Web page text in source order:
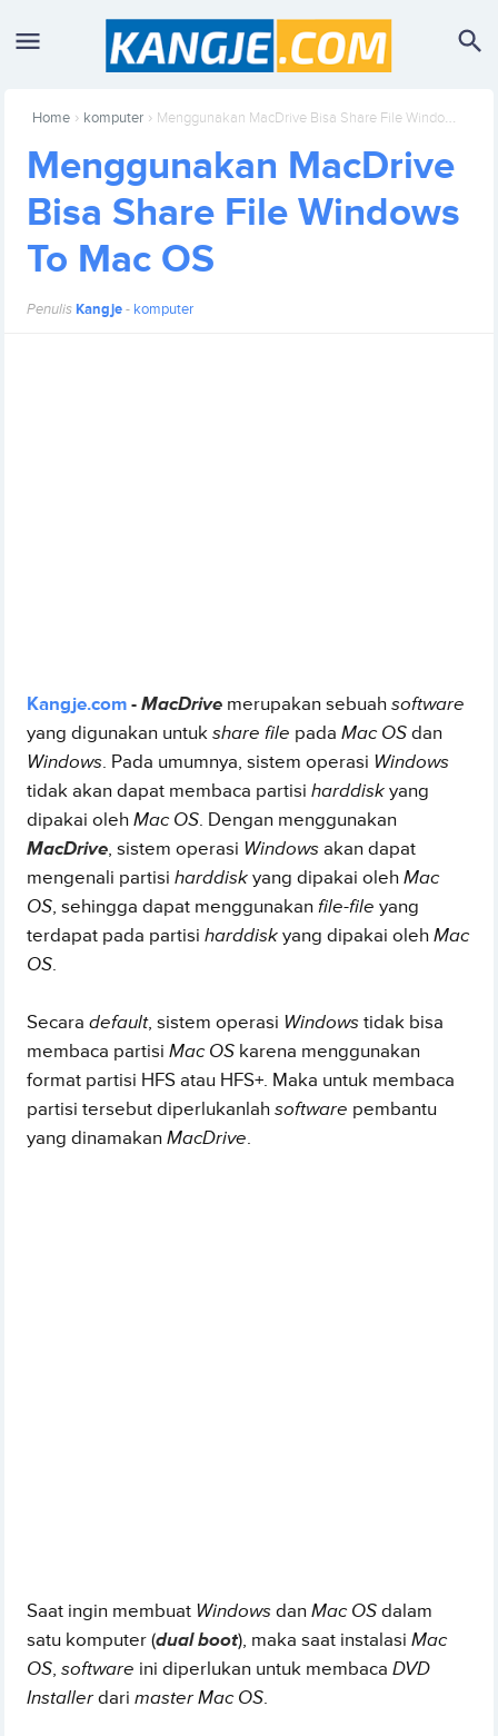
Home › komputer › Menggunakan MacDrive Bisa Share File Windows To Mac OS
Menggunakan MacDrive
Bisa Share File Windows
To Mac OS
PenulisKangje- komputer
Kangje.com - MacDrive merupakan sebuahsoftware
yang digunakan untukshare file padaMac OSdan
Windows. Pada umumnya, sistem operasi Windows
tidak akan dapat membaca partisiharddiskyang
dipakai olehMac OS. Dengan menggunakan
MacDrive, sistem operasi Windowsakan dapat
mengenali partisiharddiskyang dipakai olehMac
OS, sehingga dapat menggunakanfile-fileyang
terdapat pada partisiharddiskyang dipakai olehMac
OS.
Secaradefault, sistem operasi Windowstidak bisa
membaca partisiMac OS karena menggunakan
format partisi HFS atau HFS+. Maka untuk membaca
partisi tersebut diperlukanlahsoftware pembantu
yang dinamakanMacDrive.
Saat ingin membuat WindowsdanMac OSdalam
satu komputer (dual boot), maka saat instalasiMac
OS,software ini diperlukan untuk membacaDVD
Installerdarimaster Mac OS.